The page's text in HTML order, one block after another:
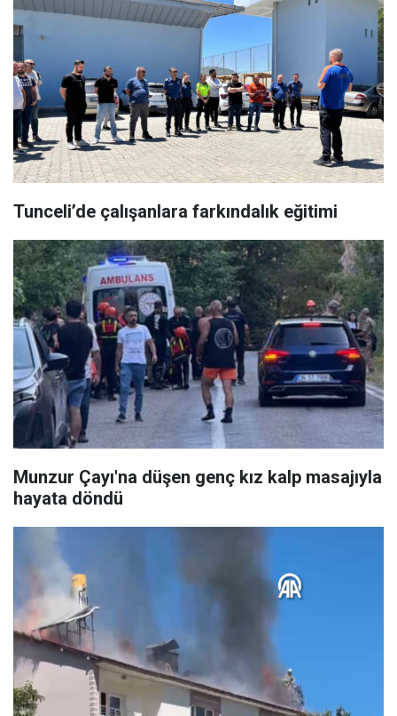
Tunceli’de çalışanlara farkındalık eğitimi
Munzur Çayı'na düşen genç kız kalp masajıyla
hayata döndü